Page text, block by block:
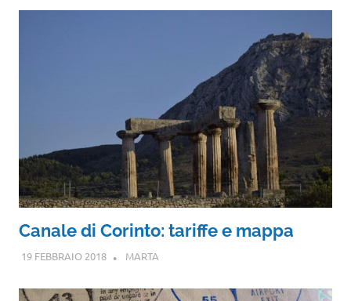
Canale di Corinto: tariffe e mappa
19 FEBBRAIO 2018 MARTA